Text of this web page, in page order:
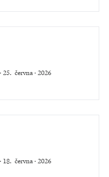
25. června ‧ 2026
18. června ‧ 2026